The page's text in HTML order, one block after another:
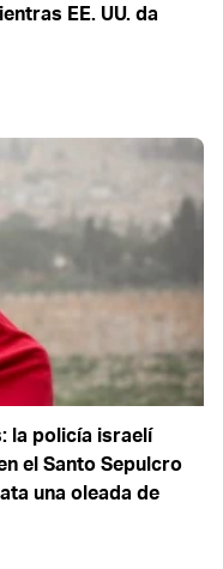
EE. UU. da
la policía israelí
el Santo Sepulcro
una oleada de